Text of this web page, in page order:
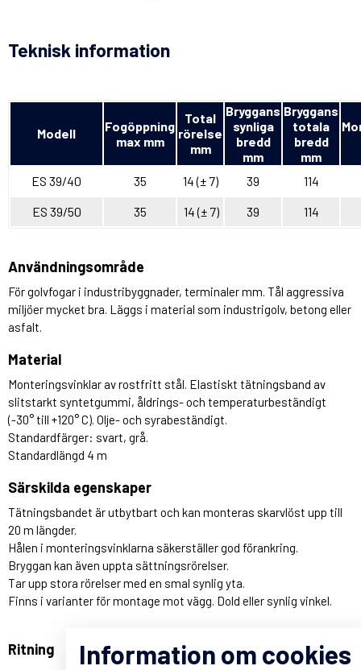
Teknisk information
Modell
Fogöppning
max mm
Total
rörelse
mm
Bryggans
synliga
bredd
mm
Bryggans
totala
bredd
mm
ES 39/40 35 14 (± 7) 39
114
ES 39/50
35 14 (± 7) 39 114
Användningsområde
För golvfogar i industribyggnader, terminaler mm. Tål aggressiva
miljöer mycket bra. Läggs i material som industrigolv, betong eller
asfalt.
Material
Monteringsvinklar av rostfritt stål. Elastiskt tätningsband av
slitstarkt syntetgummi, åldrings- och temperaturbeständigt
(-30° till +120° C). Olje- och syrabeständigt.
Standardfärger: svart, grå.
Standardlängd 4 m
Särskilda egenskaper
Tätningsbandet är utbytbart och kan monteras skarvlöst upp till
20 m längder.
Hålen i monteringsvinklarna säkerställer god förankring.
Bryggan kan även uppta sättningsrörelser.
Tar upp stora rörelser med en smal synlig yta.
Finns i varianter för montage mot vägg. Dold eller synlig vinkel.
Ritning Information om cookies